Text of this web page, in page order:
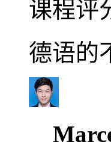
课程评
德语的